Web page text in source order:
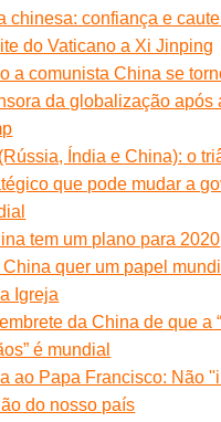
chinesa: confiança e
do Vaticano a Xi Jinping
a comunista China se
da globalização após
Índia e China): o
que pode mudar a
tem um plano para 2020
China quer um papel
Igreja
da China de que a
é mundial
ao Papa Francisco: Não
do nosso país